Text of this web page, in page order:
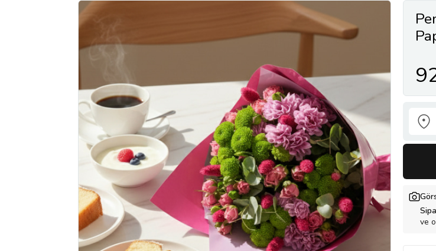
ve